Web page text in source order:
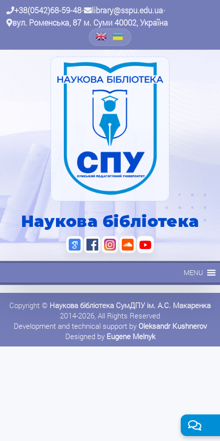
+38(0542)68-59-48• library@sspu.edu.ua•
вул. Роменська, 87 м. Суми 40002, Україна
Наукова бібліотека
MENU
Copyright © Наукова бібліотека СумДПУ ім. А.С. Макаренка
2014-2026, All Rights Reserved
Development and technical support by Oleksandr Kushnerov
Designed by Eugene Melnyk